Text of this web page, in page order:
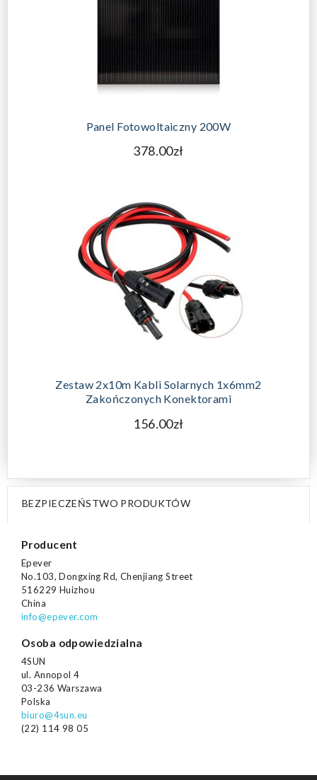
Panel Fotowoltaiczny 200W
378.00zł
Zestaw 2x10m Kabli Solarnych 1x6mm2
Zakończonych Konektorami
156.00zł
BEZPIECZEŃSTWO PRODUKTÓW
Producent
Epever
No.103, Dongxing Rd, Chenjiang Street
516229 Huizhou
China
info@epever.com
Osoba odpowiedzialna
4SUN
ul. Annopol 4
03-236 Warszawa
Polska
biuro@4sun.eu
(22) 114 98 05